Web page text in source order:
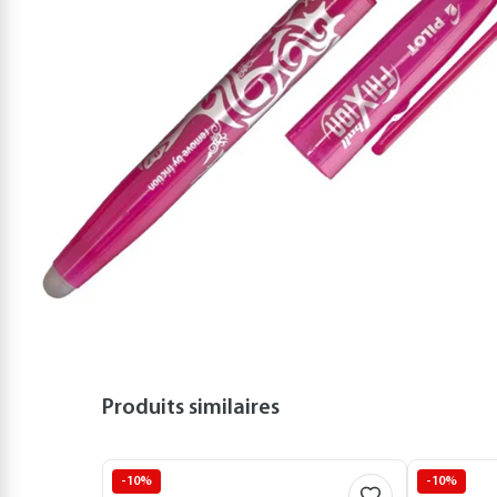
Produits similaires
-10% -10%